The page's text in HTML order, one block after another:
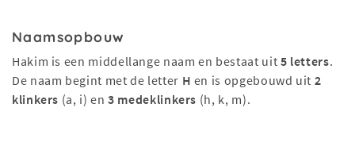
Naamsopbouw
Hakim is een middellange naam en bestaat uit 5 letters.
De naam begint met de letter H en is opgebouwd uit 2
klinkers (a, i) en3 medeklinkers (h, k, m).